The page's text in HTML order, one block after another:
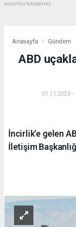
sorumlu tutulamaz.
Anasayfa Gündem
ABD
01.11.2023
İncirlik’e gelen
İletişim